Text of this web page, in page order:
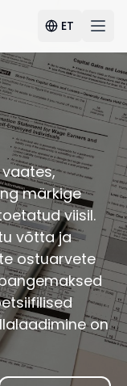
ET
märkige
viisil.
võtta ja
ostuarvete
on